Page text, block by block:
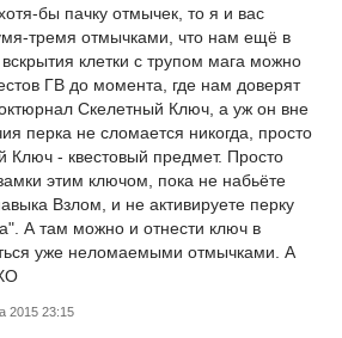
бы пачку отмычек, то я и вас
тремя отмычками, что нам ещё в
клетки с трупом мага можно
ГВ до момента, где нам доверят
Скелетный Ключ, а уж он вне
перка не сломается никогда, просто
Ключ - квестовый предмет. Просто
этим ключом, пока не набьёте
Взлом, и не активируете перку
А там можно и отнести ключ в
уже неломаемыми отмычками. А
2015 23:15